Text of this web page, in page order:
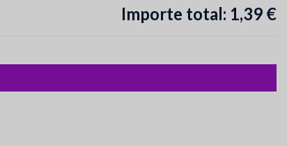
Importe total: 1,39 €